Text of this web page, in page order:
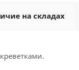
на складах